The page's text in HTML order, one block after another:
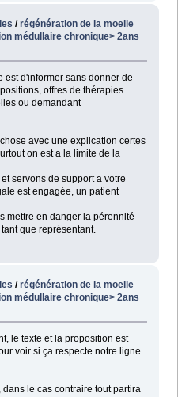
/régénération de la moelle
médullaire chronique> 2ans
est d'informer sans donner de
offres de thérapies
ou demandant
avec une explication certes
on est a la limite de la
servons de support a votre
est engagée, un patient
mettre en danger la pérennité
que représentant.
/régénération de la moelle
médullaire chronique> 2ans
le texte et la proposition est
voir si ça respecte notre ligne
le cas contraire tout partira